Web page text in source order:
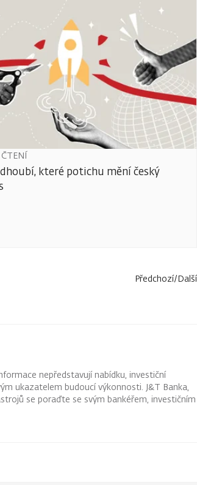
které potichu mění český
Předchozí/Další
nepředstavují nabídku, investiční
ukazatelem budoucí výkonnosti. J&T Banka,
se poraďte se svým bankéřem, investičním